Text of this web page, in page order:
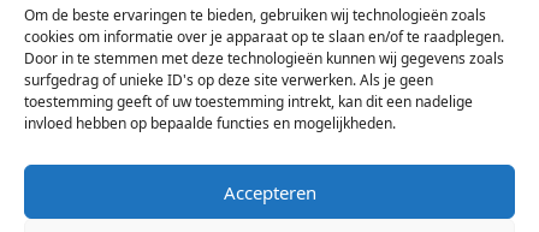
Om de beste ervaringen te bieden, gebruiken wij technologieën zoals
cookies om informatie over je apparaat op te slaan en/of te raadplegen.
Door in te stemmen met deze technologieën kunnen wij gegevens zoals
surfgedrag of unieke ID's op deze site verwerken. Als je geen
toestemming geeft of uw toestemming intrekt, kan dit een nadelige
invloed hebben op bepaalde functies en mogelijkheden.
Accepteren